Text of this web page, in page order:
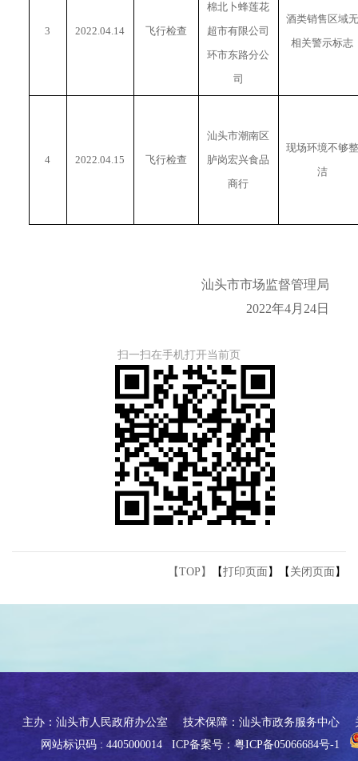
3 2022.04.14 飞行检查
棉北卜蜂莲花
超市有限公司
环市东路分公
司
酒类销售区域无
相关警示标志
4 2022.04.15 飞行检查
汕头市潮南区
胪岗宏兴食品
商行
现场环境不够整
洁
汕头市市场监督管理局
2022年4月24日
扫一扫在手机打开当前页
【TOP】 【打印页面 】【 关闭页面 】
主办：汕头市人民政府办公室 技术保障：汕头市政务服务中心
网站标识码 : 4405000014 ICP备案号：粤ICP备05066684号-1